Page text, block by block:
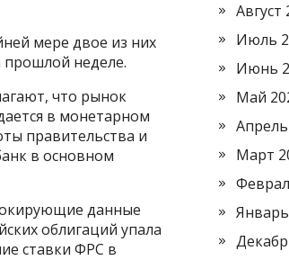
мере двое из них
прошлой неделе.
что рынок
в монетарном
правительства и
в основном
данные
облигаций упала
ставки ФРС в
Август
Июль
Июнь
Май
Март